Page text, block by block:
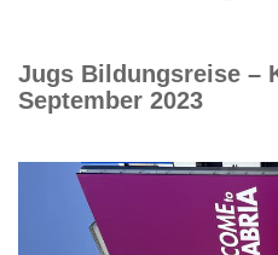
Jugs Bildungsreise –
September 2023